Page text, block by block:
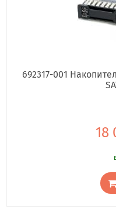
692317-001
18